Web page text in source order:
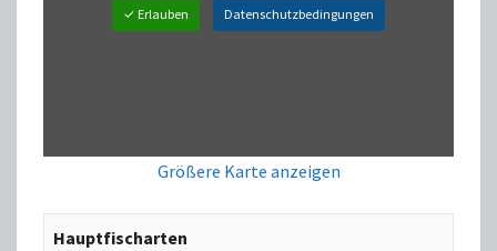
✓ Erlauben Datenschutzbedingungen
Größere Karte anzeigen
Hauptfischarten